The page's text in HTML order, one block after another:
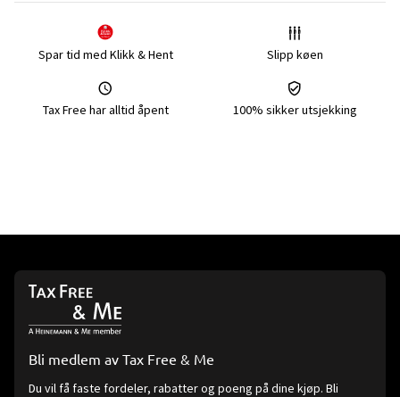
Spar tid med Klikk & Hent Slipp køen
Tax Free har alltid åpent 100% sikker utsjekking
Bli medlem av Tax Free & Me
Du vil få faste fordeler, rabatter og poeng på dine kjøp. Bli